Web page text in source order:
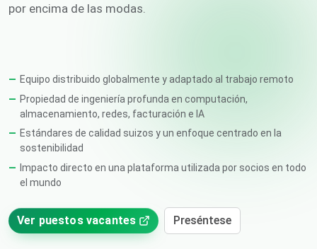
por encima de las modas.
Equipo distribuido globalmente y adaptado al trabajo remoto
Propiedad de ingeniería profunda en computación,
almacenamiento, redes, facturación e IA
Estándares de calidad suizos y un enfoque centrado en la
sostenibilidad
Impacto directo en una plataforma utilizada por socios en todo
el mundo
Ver puestos vacantes Preséntese